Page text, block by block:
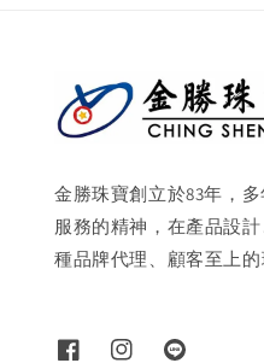
金勝珠寶創立於83年，
服務的精神，在產品設
種品牌代理、顧客至上